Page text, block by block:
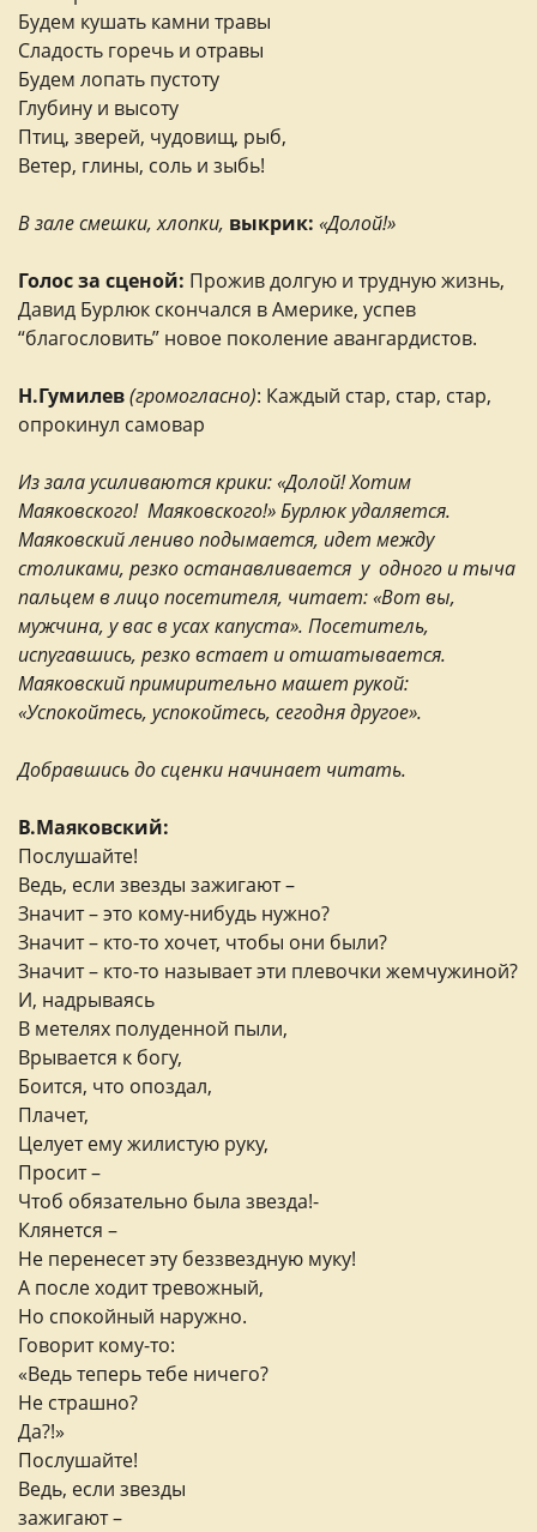
Будем кушать камни травы
Сладость горечь и отравы
Будем лопать пустоту
Глубину и высоту
Птиц, зверей, чудовищ, рыб,
Ветер, глины, соль и зыбь!
В зале смешки, хлопки, выкрик: «Долой!»
Голос за сценой: Прожив долгую и трудную жизнь,
Давид Бурлюк скончался в Америке, успев
“благословить” новое поколение авангардистов.
Н.Гумилев(громогласно): Каждый стар, стар, стар,
опрокинул самовар
Из зала усиливаются крики: «Долой! Хотим
Маяковского! Маяковского!» Бурлюк удаляется.
Маяковский лениво подымается, идет между
столиками, резко останавливается у одного и тыча
пальцем в лицо посетителя, читает: «Вот вы,
мужчина, у вас в усах капуста». Посетитель,
испугавшись, резко встает и отшатывается.
Маяковский примирительно машет рукой:
«Успокойтесь, успокойтесь, сегодня другое».
Добравшись до сценки начинает читать.
В.Маяковский:
Послушайте!
Ведь, если звезды зажигают –
Значит – это кому-нибудь нужно?
Значит – кто-то хочет, чтобы они были?
Значит – кто-то называет эти плевочки жемчужиной?
И, надрываясь
В метелях полуденной пыли,
Врывается к богу,
Боится, что опоздал,
Плачет,
Целует ему жилистую руку,
Просит –
Чтоб обязательно была звезда!-
Клянется –
Не перенесет эту беззвездную муку!
А после ходит тревожный,
Но спокойный наружно.
Говорит кому-то:
«Ведь теперь тебе ничего?
Не страшно?
Да?!»
Послушайте!
Ведь, если звезды
зажигают –